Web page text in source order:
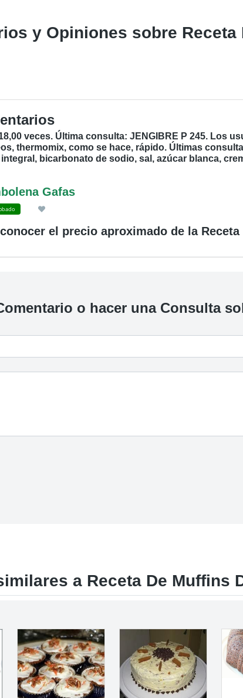
y Opiniones sobre
veces. Última consulta: JENGIBRE P 245. Los
thermomix, como se hace, rápido. Últimas
bicarbonato de sodio, sal, azúcar blanca,
Gafas
el precio aproximado de la
o hacer una Consulta
a Receta De Muffins